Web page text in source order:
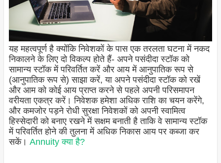
यह महत्वपूर्ण है क्योंकि निवेशकों के पास एक तरलता घटना में नकद
निकालने के लिए दो विकल्प होते हैं- अपने पसंदीदा स्टॉक को
सामान्य स्टॉक में परिवर्तित करें और आय में आनुपातिक रूप से
(आनुपातिक रूप से) साझा करें, या अपने पसंदीदा स्टॉक को रखें
और आम को कोई आय प्राप्त करने से पहले अपनी परिसमापन
वरीयता एकत्र करें। निवेशक हमेशा अधिक राशि का चयन करेंगे,
और कमजोर पड़ने रोधी सुरक्षा निवेशकों को अपनी स्वामित्व
हिस्सेदारी को बनाए रखने में सक्षम बनाती है ताकि वे सामान्य स्टॉक
में परिवर्तित होने की तुलना में अधिक निकास आय पर कब्जा कर
सकें। Annuity क्या है?